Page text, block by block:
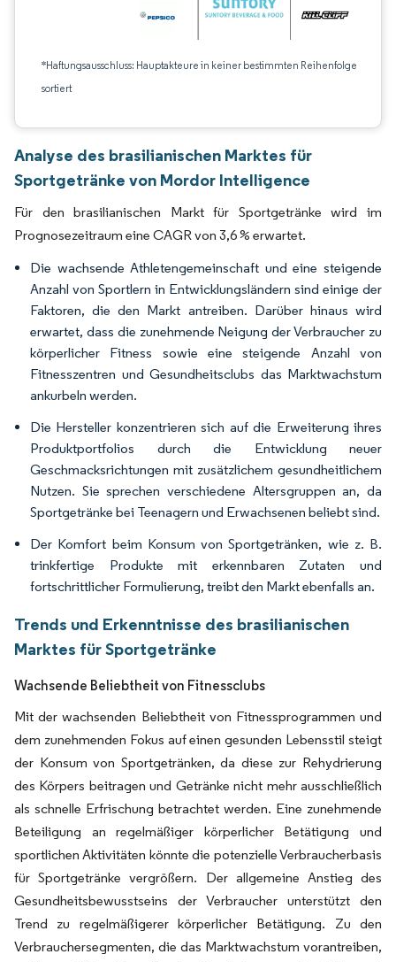
*Haftungsausschluss: Hauptakteure in keiner bestimmten Reihenfolge
sortiert
Analyse des brasilianischen Marktes für
Sportgetränke von Mordor Intelligence
Für den brasilianischen Markt für Sportgetränke wird im
Prognosezeitraum eine CAGR von 3,6 % erwartet.
Die wachsende Athletengemeinschaft und eine steigende
Anzahl von Sportlern in Entwicklungsländern sind einige der
Faktoren, die den Markt antreiben. Darüber hinaus wird
erwartet, dass die zunehmende Neigung der Verbraucher zu
körperlicher Fitness sowie eine steigende Anzahl von
Fitnesszentren und Gesundheitsclubs das Marktwachstum
ankurbeln werden.
Die Hersteller konzentrieren sich auf die Erweiterung ihres
Produktportfolios durch die Entwicklung neuer
Geschmacksrichtungen mit zusätzlichem gesundheitlichem
Nutzen. Sie sprechen verschiedene Altersgruppen an, da
Sportgetränke bei Teenagern und Erwachsenen beliebt sind.
Der Komfort beim Konsum von Sportgetränken, wie z. B.
trinkfertige Produkte mit erkennbaren Zutaten und
fortschrittlicher Formulierung, treibt den Markt ebenfalls an.
Trends und Erkenntnisse des brasilianischen
Marktes für Sportgetränke
Wachsende Beliebtheit von Fitnessclubs
Mit der wachsenden Beliebtheit von Fitnessprogrammen und
dem zunehmenden Fokus auf einen gesunden Lebensstil steigt
der Konsum von Sportgetränken, da diese zur Rehydrierung
des Körpers beitragen und Getränke nicht mehr ausschließlich
als schnelle Erfrischung betrachtet werden. Eine zunehmende
Beteiligung an regelmäßiger körperlicher Betätigung und
sportlichen Aktivitäten könnte die potenzielle Verbraucherbasis
für Sportgetränke vergrößern. Der allgemeine Anstieg des
Gesundheitsbewusstseins der Verbraucher unterstützt den
Trend zu regelmäßigerer körperlicher Betätigung. Zu den
Verbrauchersegmenten, die das Marktwachstum vorantreiben,